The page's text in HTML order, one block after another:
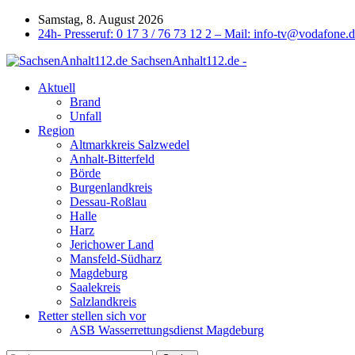
Samstag, 8. August 2026
24h- Presseruf: 0 17 3 / 76 73 12 2 – Mail: info-
SachsenAnhalt112.de -
Aktuell
Brand
Unfall
Region
Altmarkkreis Salzwedel
Anhalt-Bitterfeld
Börde
Burgenlandkreis
Dessau-Roßlau
Halle
Harz
Jerichower Land
Mansfeld-Südharz
Magdeburg
Saalekreis
Salzlandkreis
Retter stellen sich vor
ASB Wasserrettungsdienst Magdeburg